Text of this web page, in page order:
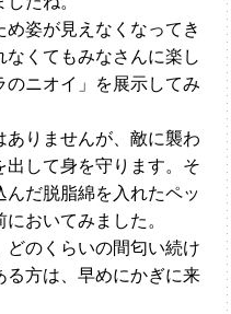
姿が見えなくなってき
くてもみなさんに楽し
ニオイ」を展示してみ
りませんが、敵に襲わ
して身を守ります。そ
だ脱脂綿を入れたペッ
おいてみました。
のくらいの間匂い続け
る方は、早めにかぎに来